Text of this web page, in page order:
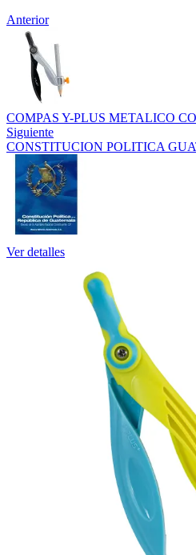
Anterior
COMPAS Y-PLUS METALICO
Siguiente
CONSTITUCION POLITICA
Ver detalles